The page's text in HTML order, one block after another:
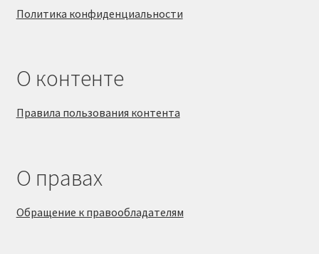
Политика конфиденциальности
О контенте
Правила пользования контента
О правах
Обращение к правообладателям